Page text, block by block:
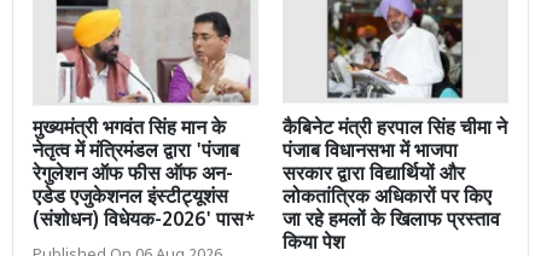
मुख्यमंत्री भगवंत सिंह मान के
नेतृत्व में मंत्रिमंडल द्वारा 'पंजाब
रेगुलेशन ऑफ फीस ऑफ अन-
एडेड एजुकेशनल इंस्टीट्यूशंस
(संशोधन) विधेयक-2026' पास*
कैबिनेट मंत्री हरपाल सिंह चीमा ने
पंजाब विधानसभा में भाजपा
सरकार द्वारा विद्यार्थियों और
लोकतांत्रिक अधिकारों पर किए
जा रहे हमलों के खिलाफ प्रस्ताव
किया पेश